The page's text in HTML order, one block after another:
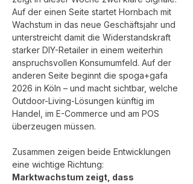
Auf der einen Seite startet Hornbach mit
Wachstum in das neue Geschäftsjahr und
unterstreicht damit die Widerstandskraft
starker DIY-Retailer in einem weiterhin
anspruchsvollen Konsumumfeld. Auf der
anderen Seite beginnt die spoga+gafa
2026 in Köln – und macht sichtbar, welche
Outdoor-Living-Lösungen künftig im
Handel, im E-Commerce und am POS
überzeugen müssen.
Zusammen zeigen beide Entwicklungen
eine wichtige Richtung:
Marktwachstum zeigt, dass